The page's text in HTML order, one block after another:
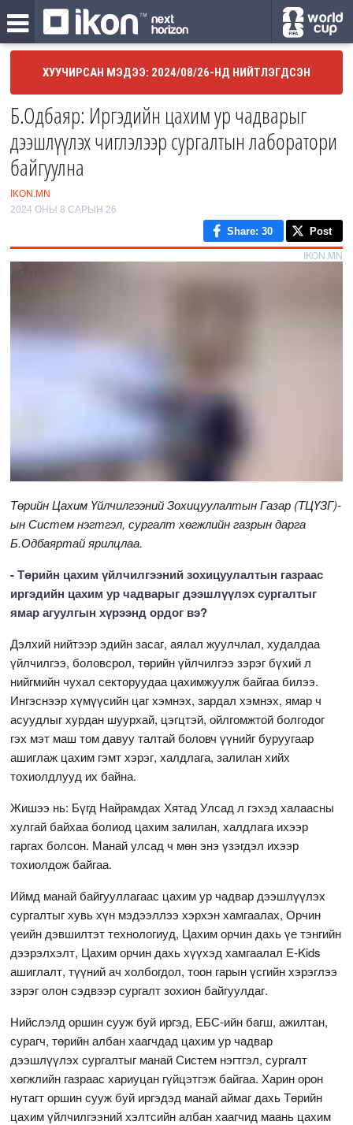
ХУУЧИРСАН МЭДЭЭ: 2024/08/26-НД НИЙТЛЭГДСЭН
Б.Одбаяр: Иргэдийн цахим ур чадварыг
дээшлүүлэх чиглэлээр сургалтын лаборатори
байгуулна
IKON.MN
2024 ОНЫ 8 САРЫН 26
Share: 30 Post
IKON.MN
Төрийн Цахим Үйлчилгээний Зохицуулалтын Газар (ТЦҮЗГ)-
ын Систем нэгтгэл, сургалт хөгжлийн газрын дарга
Б.Одбаяртай ярилцлаа.
- Төрийн цахим үйлчилгээний зохицуулалтын газраас
иргэдийн цахим ур чадварыг дээшлүүлэх сургалтыг
ямар агуулгын хүрээнд ордог вэ?
Дэлхий нийтээр эдийн засаг, аялал жуулчлал, худалдаа
үйлчилгээ, боловсрол, төрийн үйлчилгээ зэрэг бүхий л
нийгмийн чухал секторуудаа цахимжуулж байгаа билээ.
Ингэснээр хүмүүсийн цаг хэмнэх, зардал хэмнэх, ямар ч
асуудлыг хурдан шуурхай, цэгцтэй, ойлгомжтой болгодог
гэх мэт маш том давуу талтай боловч үүнийг буруугаар
ашиглаж цахим гэмт хэрэг, халдлага, залилан хийх
тохиолдлууд их байна.
Жишээ нь: Бүгд Найрамдах Хятад Улсад л гэхэд халаасны
хулгай байхаа болиод цахим залилан, халдлага ихээр
гаргах болсон. Манай улсад ч мөн энэ үзэгдэл ихээр
тохиолдож байгаа.
Иймд манай байгууллагаас цахим ур чадвар дээшлүүлэх
сургалтыг хувь хүн мэдээллээ хэрхэн хамгаалах, Орчин
үеийн дэвшилтэт технологиуд, Цахим орчин дахь үе тэнгийн
дээрэлхэлт, Цахим орчин дахь хүүхэд хамгаалал E-Kids
ашиглалт, түүний ач холбогдол, тоон гарын үсгийн хэрэглээ
зэрэг олон сэдвээр сургалт зохион байгуулдаг.
Нийслэлд оршин сууж буй иргэд, ЕБС-ийн багш, ажилтан,
сурагч, төрийн албан хаагчдад цахим ур чадвар
дээшлүүлэх сургалтыг манай Систем нэгтгэл, сургалт
хөгжлийн газраас хариуцан гүйцэтгэж байгаа. Харин орон
нутагт оршин сууж буй иргэдэд манай аймаг дахь Төрийн
цахим үйлчилгээний хэлтсийн албан хаагчид маань цахим